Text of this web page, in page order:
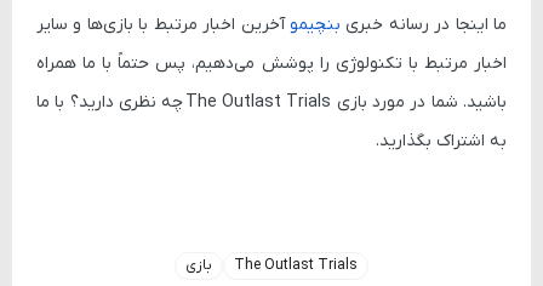
ما اینجا در رسانه خبری بنچیمو آخرین اخبار مرتبط با بازی‌ها و سایر
اخبار مرتبط با تکنولوژی را پوشش می‌دهیم، پس حتماً با ما همراه
باشید. شما در مورد بازی The Outlast Trials چه نظری دارید؟ با ما
به اشتراک بگذارید.
The Outlast Trials بازی